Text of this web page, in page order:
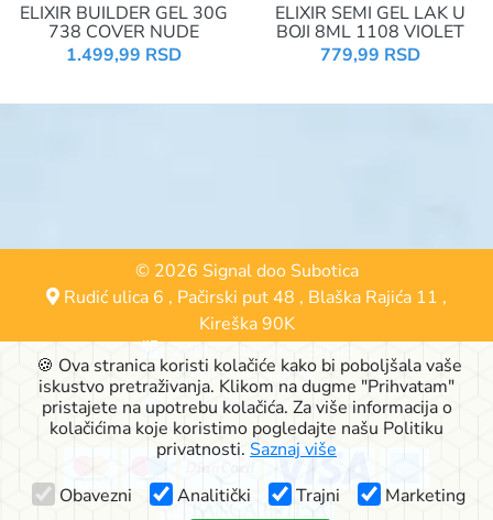
ELIXIR BUILDER GEL 30G
738 COVER NUDE
1.499,99 RSD
ELIXIR SEMI GEL LAK U
BOJI 8ML 1108 VIOLET
779,99 RSD
© 2026 Signal doo Subotica
Rudić ulica 6 , Pačirski put 48 , Blaška Rajića 11 ,
Kireška 90K
24000 Subotica, Srbija
063-553-574
online@signalshop.rs
🍪 Ova stranica koristi kolačiće kako bi poboljšala vaše
iskustvo pretraživanja. Klikom na dugme "Prihvatam"
pristajete na upotrebu kolačića. Za više informacija o
kolačićima koje koristimo pogledajte našu Politiku
privatnosti. Saznaj više
Obavezni
Analitički Trajni Marketing